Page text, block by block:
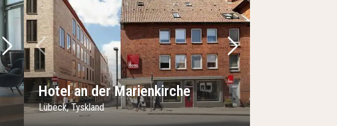
Næste billedeForrige billede
Næste billede
Hotel an der Marienkirche
Lübeck, Tyskland